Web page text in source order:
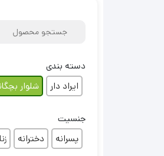
پوست نی‌نی‌ها خیلی حساسه، برای همین
هستن. این پارچه‌ها نرم و لطیفن، به
می‌دن و باعث حساسیت نمی‌شن. ☁️
شلوار نوزادی باید اندازه باشه تا نی‌نی
خیلی تنگ باشه، باعث عرق‌سوز شدن و
دسته بندی
ایراد دار
شلوار
جنسیت
پسرانه
دخترانه